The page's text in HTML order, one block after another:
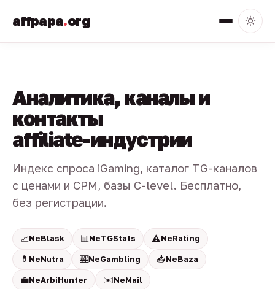
affpapa.org
Аналитика, каналы и
контакты
affiliate-индустрии
Индекс спроса iGaming, каталог TG-каналов
с ценами и CPM, базы C-level. Бесплатно,
без регистрации.
📈NeBlask 📊 NeTGStats ⚠️NeRating
💊 NeNutra 🎰NeGambling 📥NeBaza
💼NeArbiHunter ✉️NeMail